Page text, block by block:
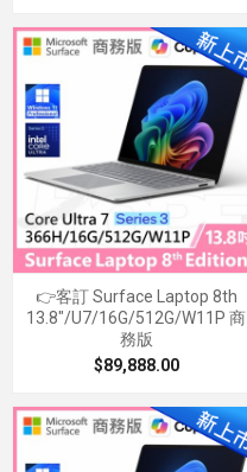
👉客訂 Surface Laptop 8th
13.8"/U7/16G/512G/W11P 商
務版
$89,888.00